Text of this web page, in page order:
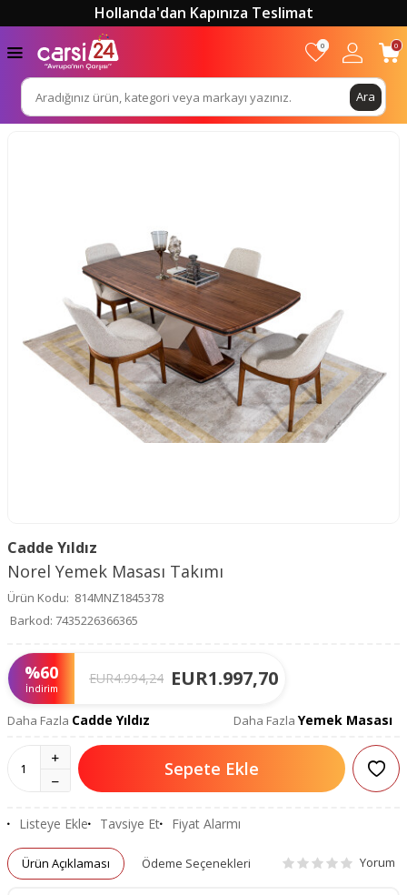
Hollanda'dan Kapınıza Teslimat
Ara
0 0
Cadde Yıldız
Norel Yemek Masası Takımı
Ürün Kodu: 814MNZ1845378
Barkod: 7435226366365
%60
İndirim
EUR4.994,24 EUR1.997,70
Daha Fazla Cadde Yıldız Daha Fazla Yemek Masası
Sepete Ekle
Listeye Ekle Tavsiye Et Fiyat Alarmı
Ürün Açıklaması Ödeme Seçenekleri Yorum